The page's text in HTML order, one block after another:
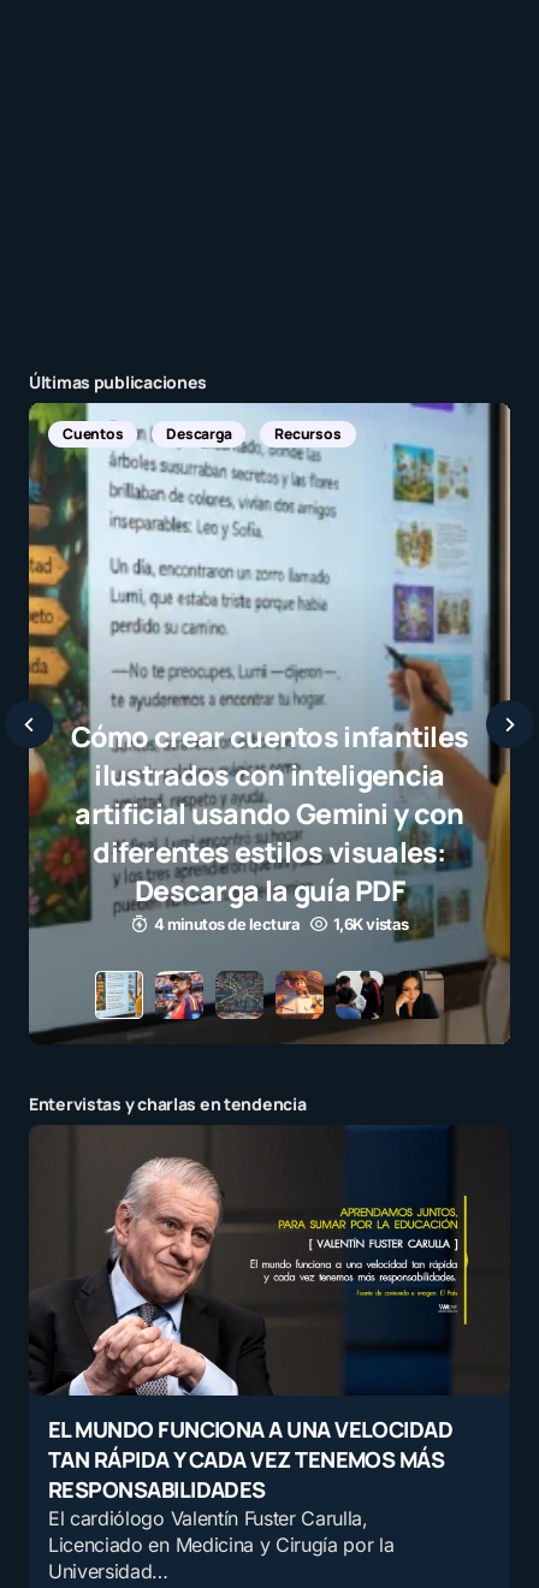
Últimas publicaciones
Noticias Internacionales
Javier Bardem elogia a la
selección campeona y destaca
el juego limpio como ejemplo
para millones de niños
3 minutos de lectura 1,1K vistas
Entervistas y charlas en tendencia
EL MUNDO FUNCIONA A UNA VELOCIDAD
TAN RÁPIDA Y CADA VEZ TENEMOS MÁS
RESPONSABILIDADES
El cardiólogo Valentín Fuster Carulla,
Licenciado en Medicina y Cirugía por la
Universidad…